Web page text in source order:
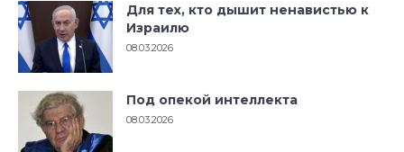
Для тех, кто дышит ненавистью к
Израилю
08.03.2026
Под опекой интеллекта
08.03.2026